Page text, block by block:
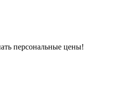
персональные цены!